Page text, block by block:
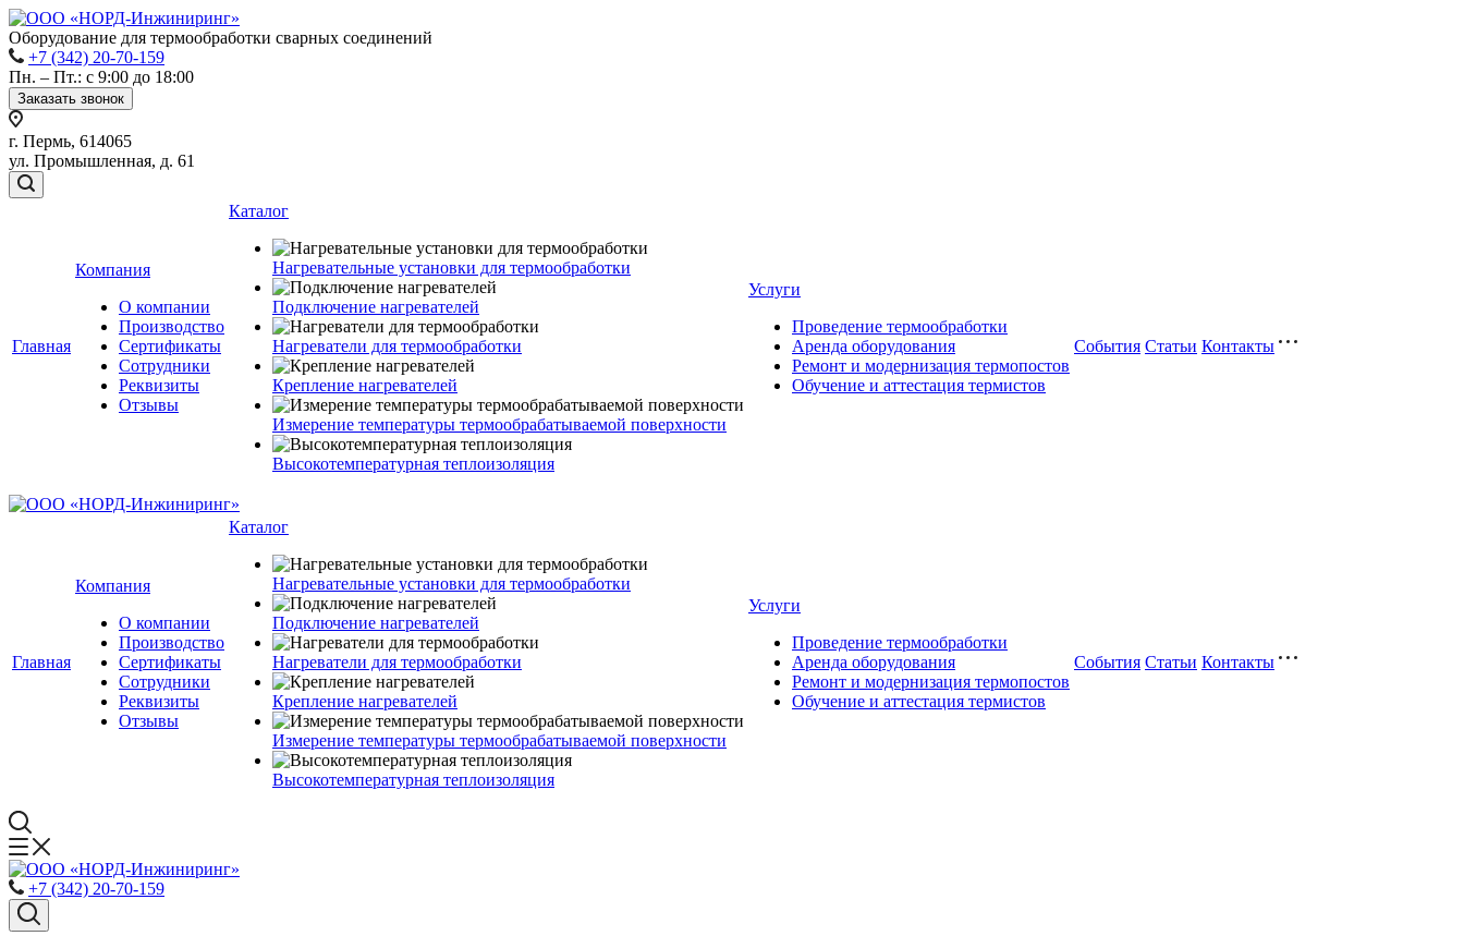
Оборудование для термообработки сварных соединений
+7 (342) 20-70-159
Пн. – Пт.: с 9:00 до 18:00
Заказать звонок
г. Пермь, 614065
ул. Промышленная, д. 61
Главная
Компания
О компании
Производство
Сертификаты
Сотрудники
Реквизиты
Отзывы
Каталог
Нагревательные установки для термообработки
Подключение нагревателей
Нагреватели для термообработки
Крепление нагревателей
Измерение температуры термообрабатываемой поверхности
Высокотемпературная теплоизоляция
Услуги
Проведение термообработки
Аренда оборудования
Ремонт и модернизация термопостов
Обучение и аттестация термистов
События Статьи Контакты
Главная
Компания
О компании
Производство
Сертификаты
Сотрудники
Реквизиты
Отзывы
Каталог
Нагревательные установки для термообработки
Подключение нагревателей
Нагреватели для термообработки
Крепление нагревателей
Измерение температуры термообрабатываемой поверхности
Высокотемпературная теплоизоляция
Услуги
Проведение термообработки
Аренда оборудования
Ремонт и модернизация термопостов
Обучение и аттестация термистов
События Статьи Контакты
+7 (342) 20-70-159